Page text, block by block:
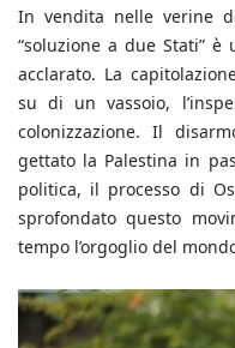
In vendita nelle verine
“soluzione a due Stati”
acclarato. La
su di un vassoio,
colonizzazione. Il
gettato la Palestina in
politica, il processo di
sprofondato questo
tempo l’orgoglio del